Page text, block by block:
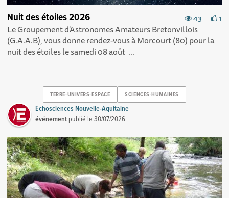
43 1
Nuit des étoiles 2026
Le Groupement d'Astronomes Amateurs Bretonvillois
(G.A.A.B), vous donne rendez-vous à Morcourt (80) pour la
nuit des étoiles le samedi 08 août ...
TERRE-UNIVERS-ESPACE SCIENCES-HUMAINES
Echosciences Nouvelle-Aquitaine
événement publié le30/07/2026